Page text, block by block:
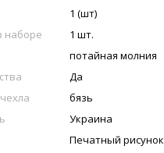
1 (шт)
наборе
1 шт.
потайная молния
Да
бязь
Украина
Печатный рисунок